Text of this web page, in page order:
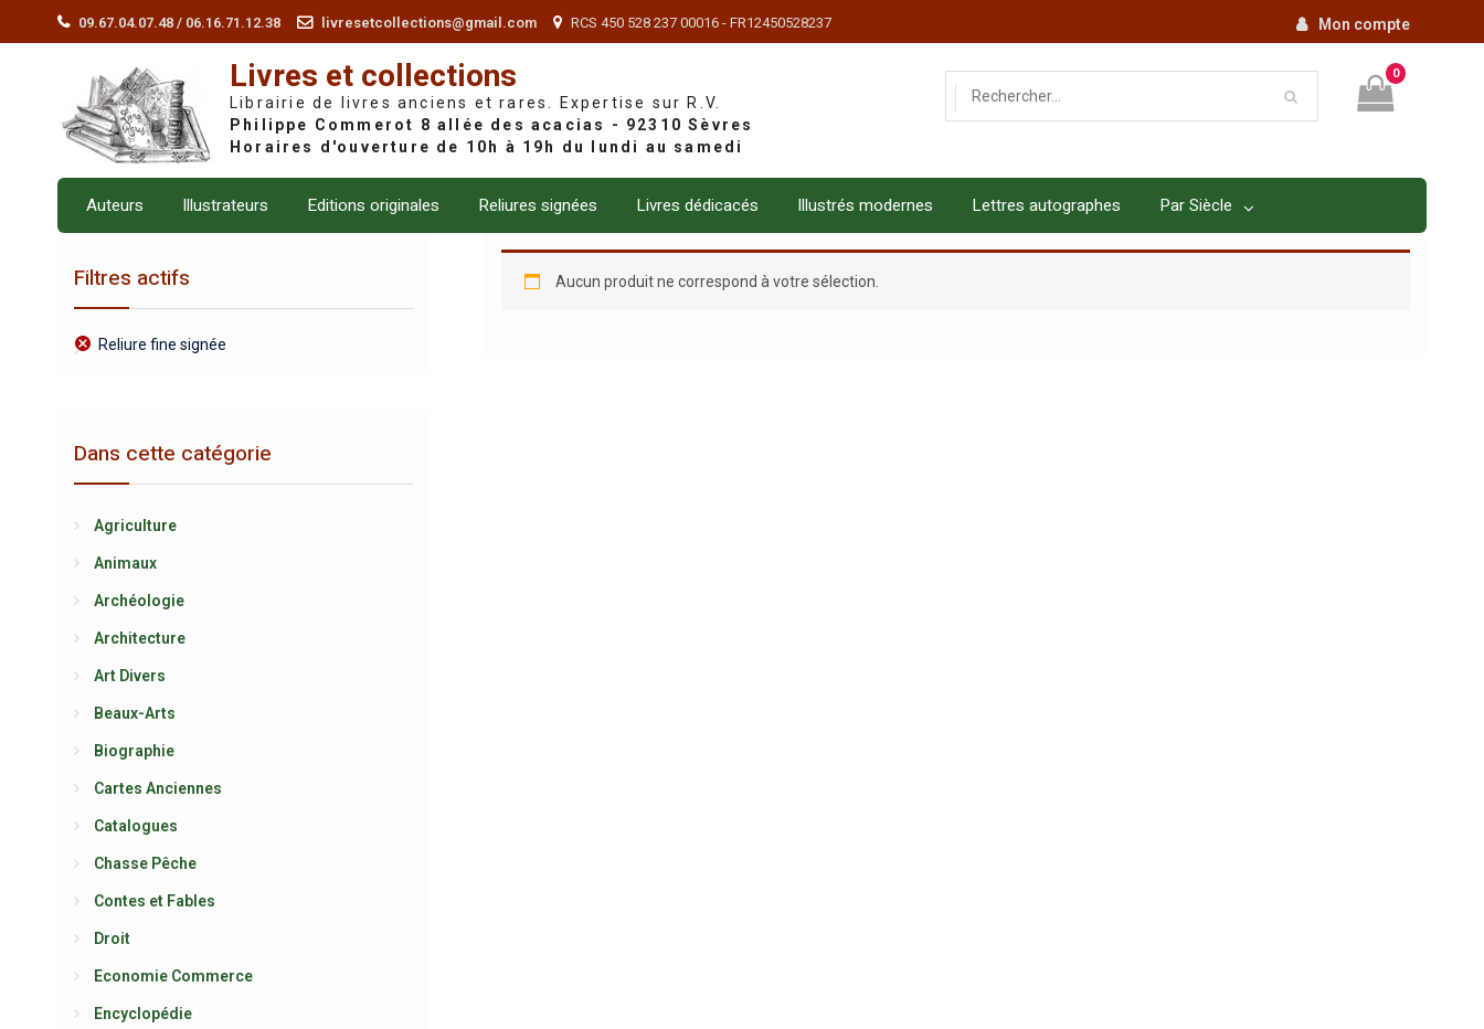
09.67.04.07.48 / 06.16.71.12.38 livresetcollections@gmail.com RCS 450 528 237 00016 - FR12450528237 Mon compte
Livres et collections
Librairie de livres anciens et rares. Expertise sur R.V.
0
Auteurs Illustrateurs Editions originales Reliures signées Livres dédicacés Illustrés modernes Lettres autographes Par Siècle
Aucun produit ne correspond à votre sélection.
Filtres actifs
Reliure fine signée
Dans cette catégorie
Agriculture
Animaux
Archéologie
Architecture
Art Divers
Beaux-Arts
Biographie
Cartes Anciennes
Catalogues
Chasse Pêche
Contes et Fables
Droit
Economie Commerce
Encyclopédie